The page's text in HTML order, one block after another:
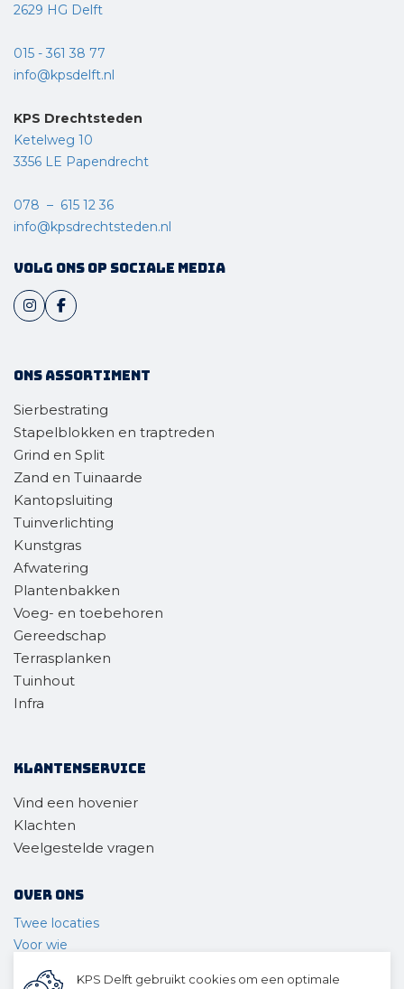
2629 HG Delft
015 - 361 38 77
info@kpsdelft.nl
KPS Drechtsteden
Ketelweg 10
3356 LE Papendrecht
078 – 615 12 36
info@kpsdrechtsteden.nl
Volg ons op sociale media
Ons assortiment
Sierbestrating
Stapelblokken en traptreden
Grind en Split
Zand en Tuinaarde
Kantopsluiting
Tuinverlichting
Kunstgras
Afwatering
Plantenbakken
Voeg- en toebehoren
Gereedschap
Terrasplanken
Tuinhout
Infra
Klantenservice
Vind een hovenier
Klachten
Veelgestelde vragen
Over ons
Twee locaties
Voor wie
KPS Delft gebruikt cookies om een optimale